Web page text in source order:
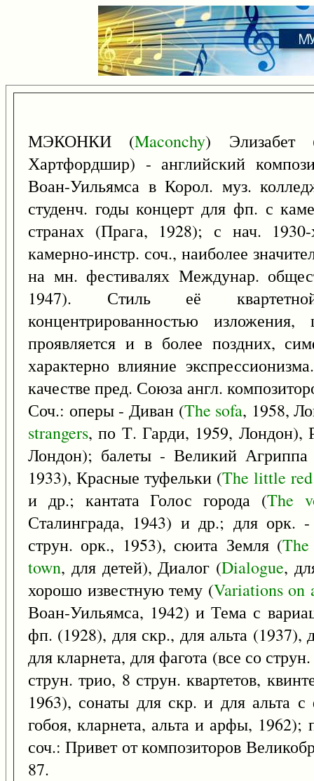
МЭКОНКИ (Maconchy)
Хартфордшир) - английский
Воан-Уильямса в Корол. муз.
студенч. годы концерт для фп. с
странах (Прага, 1928); с нач.
камерно-инстр. соч., наиболее
на мн. фестивалях Междунар.
1947). Стиль её
концентрированностью изложения,
проявляется и в более поздних,
характерно влияние
качестве пред. Союза англ.
Соч.: оперы - Диван (The sofa, 1958,
strangers, по Т. Гарди, 1959, Лондон),
Лондон); балеты - Великий
1933), Красные туфельки (The little red
и др.; кантата Голос города (The
Сталинграда, 1943) и др.; для орк.
струн. орк., 1953), сюита Земля (The
town, для детей), Диалог (Dialogue,
хорошо известную тему (Variations on
Воан-Уильямса, 1942) и Тема с
фп. (1928), для скр., для альта (1937),
для кларнета, для фагота (все со
струн. трио, 8 струн. квартетов,
1963), сонаты для скр. и для альта
гобоя, кларнета, альта и арфы,
соч.: Привет от композиторов
87.